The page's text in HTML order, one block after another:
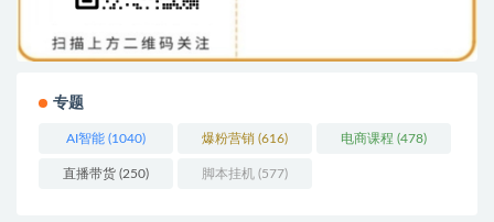
专题
AI智能 (1040) 爆粉营销 (616) 电商课程 (478)
直播带货 (250) 脚本挂机 (577)